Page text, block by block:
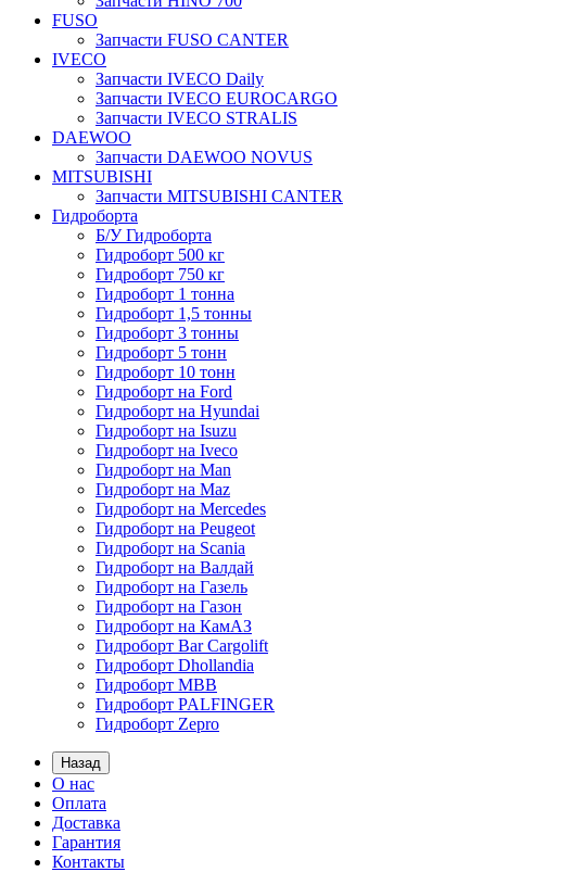
FUSO
Запчасти FUSO CANTER
IVECO
Запчасти IVECO Daily
Запчасти IVECO EUROCARGO
Запчасти IVECO STRALIS
DAEWOO
Запчасти DAEWOO NOVUS
MITSUBISHI
Запчасти MITSUBISHI CANTER
Гидроборта
Б/У Гидроборта
Гидроборт 500 кг
Гидроборт 750 кг
Гидроборт 1 тонна
Гидроборт 1,5 тонны
Гидроборт 3 тонны
Гидроборт 5 тонн
Гидроборт 10 тонн
Гидроборт на Ford
Гидроборт на Hyundai
Гидроборт на Isuzu
Гидроборт на Iveco
Гидроборт на Man
Гидроборт на Maz
Гидроборт на Mercedes
Гидроборт на Peugeot
Гидроборт на Scania
Гидроборт на Валдай
Гидроборт на Газель
Гидроборт на Газон
Гидроборт на КамАЗ
Гидроборт Bar Cargolift
Гидроборт Dhollandia
Гидроборт MBB
Гидроборт PALFINGER
Гидроборт Zepro
Назад
О нас
Оплата
Доставка
Гарантия
Контакты